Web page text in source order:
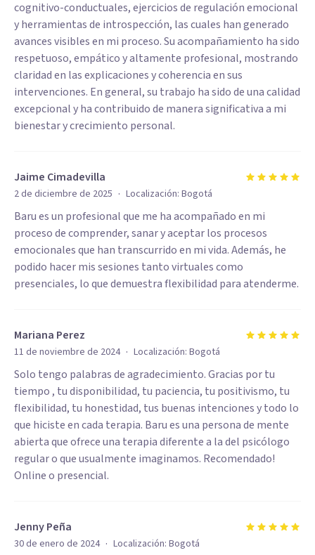
cognitivo-conductuales, ejercicios de regulación emocional
y herramientas de introspección, las cuales han generado
avances visibles en mi proceso. Su acompañamiento ha sido
respetuoso, empático y altamente profesional, mostrando
claridad en las explicaciones y coherencia en sus
intervenciones. En general, su trabajo ha sido de una calidad
excepcional y ha contribuido de manera significativa a mi
bienestar y crecimiento personal.
Jaime Cimadevilla
2 de diciembre de 2025 · Localización: Bogotá
Baru es un profesional que me ha acompañado en mi
proceso de comprender, sanar y aceptar los procesos
emocionales que han transcurrido en mi vida. Además, he
podido hacer mis sesiones tanto virtuales como
presenciales, lo que demuestra flexibilidad para atenderme.
Mariana Perez
11 de noviembre de 2024 · Localización: Bogotá
Solo tengo palabras de agradecimiento. Gracias por tu
tiempo , tu disponibilidad, tu paciencia, tu positivismo, tu
flexibilidad, tu honestidad, tus buenas intenciones y todo lo
que hiciste en cada terapia. Baru es una persona de mente
abierta que ofrece una terapia diferente a la del psicólogo
regular o que usualmente imaginamos. Recomendado!
Online o presencial.
Jenny Peña
30 de enero de 2024 · Localización: Bogotá